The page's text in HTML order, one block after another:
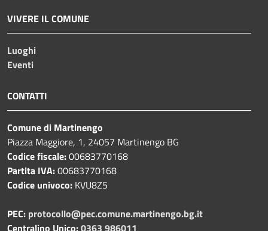
VIVERE IL COMUNE
Luoghi
Eventi
CONTATTI
Comune di Martinengo
Piazza Maggiore, 1, 24057 Martinengo BG
Codice fiscale:00683770168
Partita IVA:00683770168
Codice univoco: KVU8Z5
PEC: protocollo@pec.comune.martinengo.bg.it
Centralino Unico:0363 986011